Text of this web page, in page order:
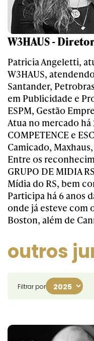
W3HAUS -
Patricia Angeletti,
W3HAUS,
Santander,
em Publicidade e
ESPM, Gestão
Atua no mercado há
COMPETENCE e
Camicado,
Entre os
GRUPO DE MIDIA
Mídia do RS, bem
Participa há 6 anos
onde já esteve com
Boston, além de
outros
Filtrar por